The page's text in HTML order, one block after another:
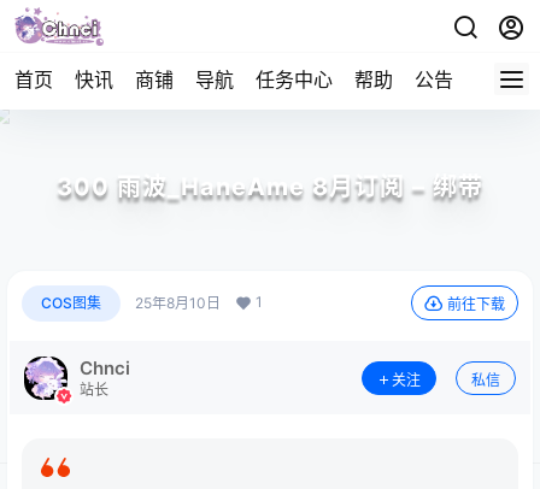
首页 快讯 商铺 导航 任务中心 帮助 公告 APP下
300 雨波_HaneAme 8月订阅 – 绑带
COS图集 25年8月10日 1 前往下载
Chnci
站长
关注 私信